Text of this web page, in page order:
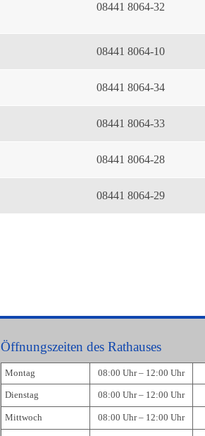
08441 8064-32
08441 8064-10
08441 8064-34
08441 8064-33
08441 8064-28
08441 8064-29
Öffnungszeiten des Rathauses
Montag 08:00 Uhr – 12:00 Uhr
Dienstag 08:00 Uhr – 12:00 Uhr
Mittwoch 08:00 Uhr – 12:00 Uhr